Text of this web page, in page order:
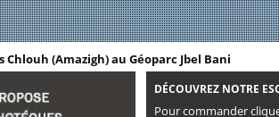
(Amazigh) au Géoparc Jbel Bani
DÉCOUVREZ NOTRE
Pour commander